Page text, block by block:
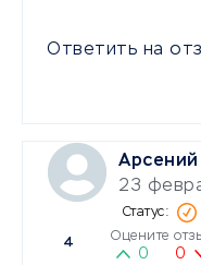
Ответить на
Арсений
23
4 Оцените
0 0